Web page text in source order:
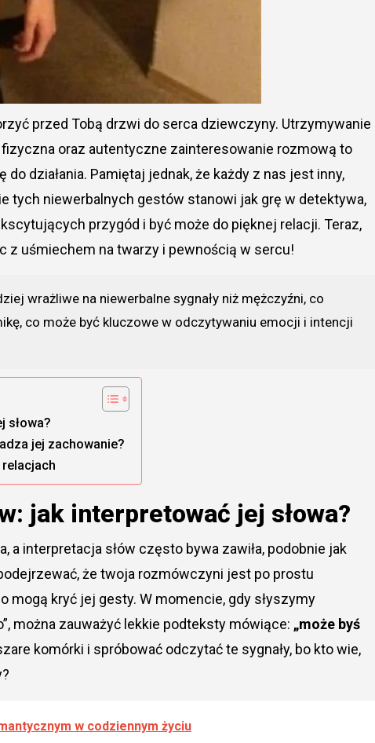
przed Tobą drzwi do serca dziewczyny. Utrzymywanie
oraz autentyczne zainteresowanie rozmową to
działania. Pamiętaj jednak, że każdy z nas jest inny,
tych niewerbalnych gestów stanowi jak grę w detektywa,
przygód i być może do pięknej relacji. Teraz,
z uśmiechem na twarzy i pewnością w sercu!
wrażliwe na niewerbalne sygnały niż mężczyźni, co
co może być kluczowe w odczytywaniu emocji i intencji
słowa?
jej zachowanie?
jak interpretować jej słowa?
interpretacja słów często bywa zawiła, podobnie jak
że twoja rozmówczyni jest po prostu
mogą kryć jej gesty. W momencie, gdy słyszymy
można zauważyć lekkie podteksty mówiące: „może byś
komórki i spróbować odczytać te sygnały, bo kto wie,
w codziennym życiu